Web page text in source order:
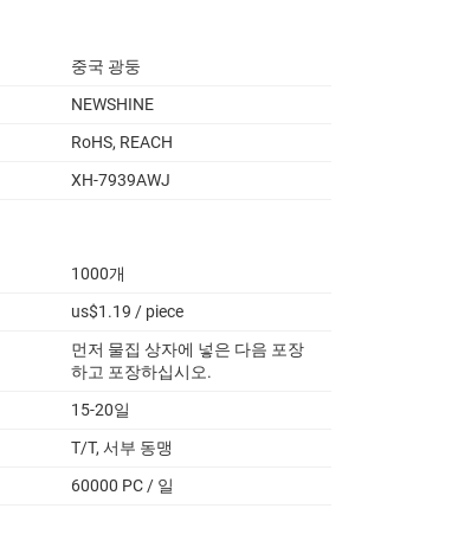
중국 광둥
NEWSHINE
RoHS, REACH
XH-7939AWJ
1000개
us$1.19 / piece
먼저 물집 상자에 넣은 다음 포장
하고 포장하십시오.
15-20일
T/T, 서부 동맹
60000 PC / 일